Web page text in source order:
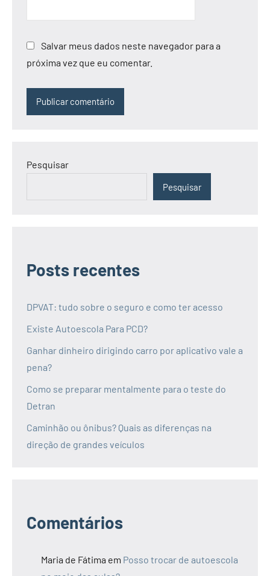
Salvar meus dados neste navegador para a
próxima vez que eu comentar.
Pesquisar
Pesquisar
Posts recentes
DPVAT: tudo sobre o seguro e como ter acesso
Existe Autoescola Para PCD?
Ganhar dinheiro dirigindo carro por aplicativo vale a
pena?
Como se preparar mentalmente para o teste do
Detran
Caminhão ou ônibus? Quais as diferenças na
direção de grandes veículos
Comentários
Maria de Fátima em Posso trocar de autoescola